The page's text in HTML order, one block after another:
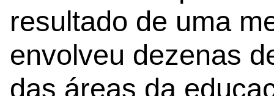
resultado de uma
envolveu dezenas
das áreas da